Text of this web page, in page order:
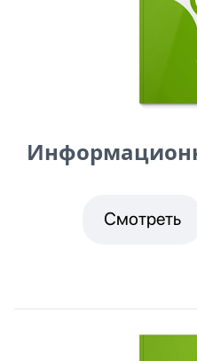
Смотреть